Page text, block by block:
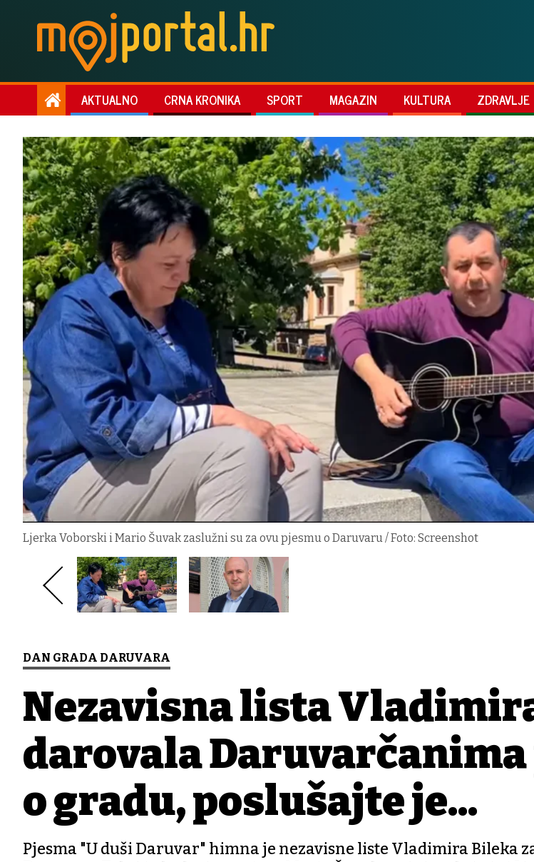
AKTUALNO CRNA KRONIKA SPORT MAGAZIN KULTURA ZDRAVLJE
Ljerka Voborski i Mario Šuvak zaslužni su za ovu pjesmu o Daruvaru / Foto: Screenshot
DAN GRADA DARUVARA
Nezavisna lista
darovala
o gradu, poslušajte je...
Pjesma "U duši Daruvar" himna je nezavisne liste Vladimira Bileka